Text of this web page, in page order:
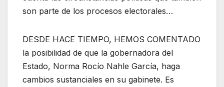
son parte de los procesos electorales…
DESDE HACE TIEMPO, HEMOS COMENTADO
la posibilidad de que la gobernadora del
Estado, Norma Rocío Nahle García, haga
cambios sustanciales en su gabinete. Es